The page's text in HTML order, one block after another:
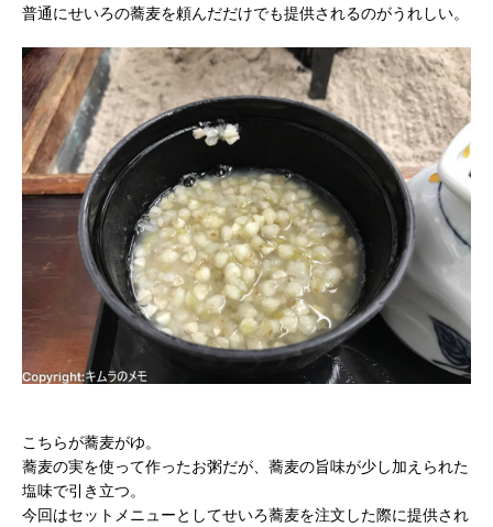
普通にせいろの蕎麦を頼んだだけでも提供されるのがうれしい。
こちらが蕎麦がゆ。
蕎麦の実を使って作ったお粥だが、蕎麦の旨味が少し加えられた
塩味で引き立つ。
今回はセットメニューとしてせいろ蕎麦を注文した際に提供され